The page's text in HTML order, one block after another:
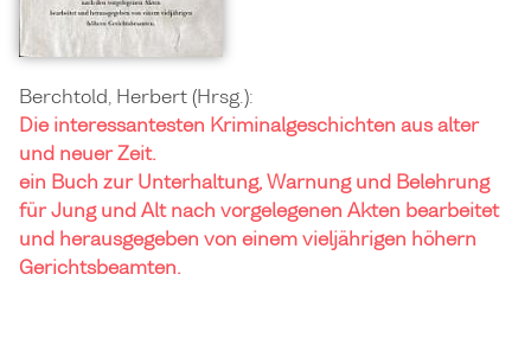
Berchtold, Herbert (Hrsg.):
Die interessantesten Kriminalgeschichten aus alter
und neuer Zeit.
ein Buch zur Unterhaltung, Warnung und Belehrung
für Jung und Alt nach vorgelegenen Akten bearbeitet
und herausgegeben von einem vieljährigen höhern
Gerichtsbeamten.